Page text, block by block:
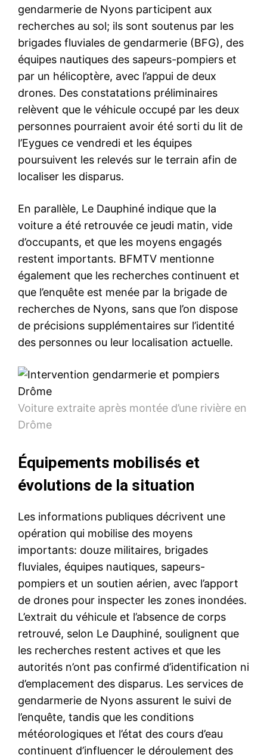
gendarmerie de Nyons participent aux
recherches au sol; ils sont soutenus par les
brigades fluviales de gendarmerie (BFG), des
équipes nautiques des sapeurs-pompiers et
par un hélicoptère, avec l’appui de deux
drones. Des constatations préliminaires
relèvent que le véhicule occupé par les deux
personnes pourraient avoir été sorti du lit de
l’Eygues ce vendredi et les équipes
poursuivent les relevés sur le terrain afin de
localiser les disparus.
En parallèle, Le Dauphiné indique que la
voiture a été retrouvée ce jeudi matin, vide
d’occupants, et que les moyens engagés
restent importants. BFMTV mentionne
également que les recherches continuent et
que l’enquête est menée par la brigade de
recherches de Nyons, sans que l’on dispose
de précisions supplémentaires sur l’identité
des personnes ou leur localisation actuelle.
Voiture extraite après montée d’une rivière en
Drôme
Équipements mobilisés et
évolutions de la situation
Les informations publiques décrivent une
opération qui mobilise des moyens
importants: douze militaires, brigades
fluviales, équipes nautiques, sapeurs-
pompiers et un soutien aérien, avec l’apport
de drones pour inspecter les zones inondées.
L’extrait du véhicule et l’absence de corps
retrouvé, selon Le Dauphiné, soulignent que
les recherches restent actives et que les
autorités n’ont pas confirmé d’identification ni
d’emplacement des disparus. Les services de
gendarmerie de Nyons assurent le suivi de
l’enquête, tandis que les conditions
météorologiques et l’état des cours d’eau
continuent d’influencer le déroulement des